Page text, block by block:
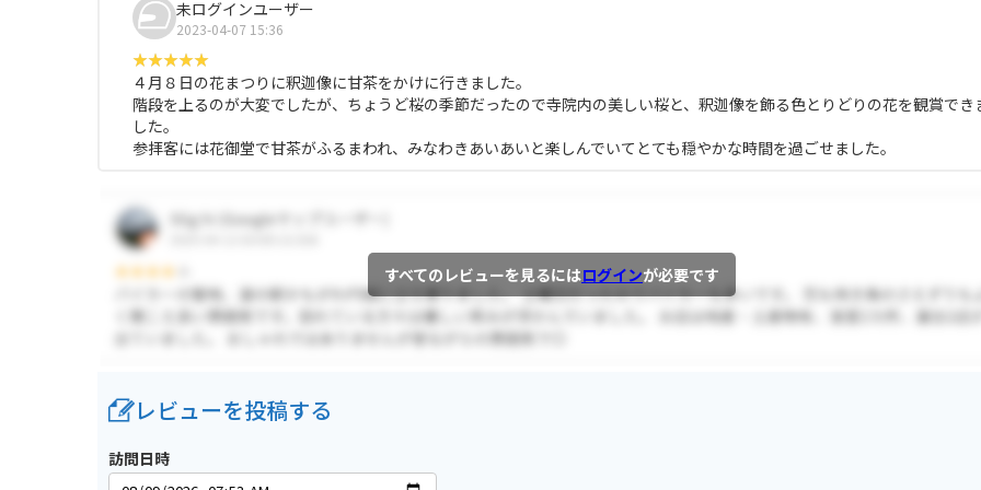
未ログインユーザー
2023-04-07 15:36
４月８日の花まつりに釈迦像に甘茶をかけに行きました。
階段を上るのが大変でしたが、ちょうど桜の季節だったので寺院内の美しい桜と、釈迦像を飾る色とりどりの花を観賞でき
した。
参拝客には花御堂で甘茶がふるまわれ、みなわきあいあいと楽しんでいてとても穏やかな時間を過ごせました。
すべてのレビューを見るにはログインが必要です
レビューを投稿する
訪問日時